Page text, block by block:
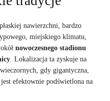
nawierzchni, bardzo
miejskiego klimatu,
nowoczesnego stadionu
. Lokalizacja ta zyskuje na
gdy gigantyczna,
efektownie podświetlona na